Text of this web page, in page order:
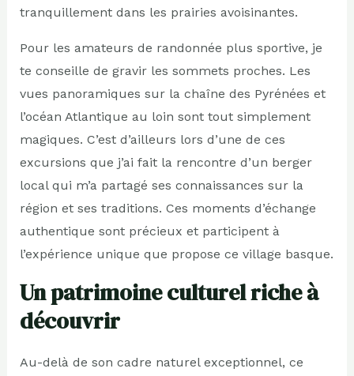
tranquillement dans les prairies avoisinantes.
Pour les amateurs de randonnée plus sportive, je
te conseille de gravir les sommets proches. Les
vues panoramiques sur la chaîne des Pyrénées et
l’océan Atlantique au loin sont tout simplement
magiques. C’est d’ailleurs lors d’une de ces
excursions que j’ai fait la rencontre d’un berger
local qui m’a partagé ses connaissances sur la
région et ses traditions. Ces moments d’échange
authentique sont précieux et participent à
l’expérience unique que propose ce village basque.
Un patrimoine culturel riche à
découvrir
Au-delà de son cadre naturel exceptionnel, ce